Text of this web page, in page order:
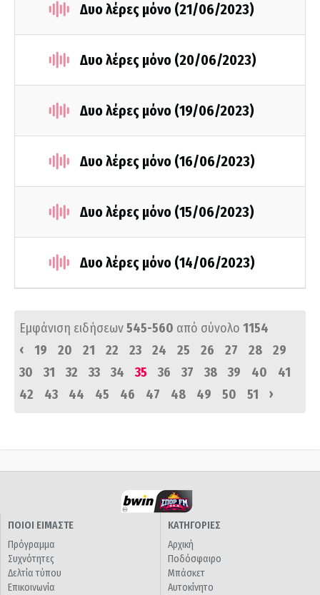
Δυο λέρες μόνο (21/06/2023)
Δυο λέρες μόνο (20/06/2023)
Δυο λέρες μόνο (19/06/2023)
Δυο λέρες μόνο (16/06/2023)
Δυο λέρες μόνο (15/06/2023)
Δυο λέρες μόνο (14/06/2023)
Εμφάνιση ειδήσεων545-560 από σύνολο 1154
‹
19 20 21 22 23 24 25 26 27 28
29
30
31 32 33 34 35 36 37 38 39 40
41
42
43 44 45 46 47 48 49 50 51 ›
ΠΟΙΟΙ ΕΙΜΑΣΤΕ
Πρόγραμμα
Συχνότητες
Δελτία τύπου
Επικοινωνία
ΚΑΤΗΓΟΡΙΕΣ
Αρχική
Ποδόσφαιρο
Μπάσκετ
Αυτοκίνητο